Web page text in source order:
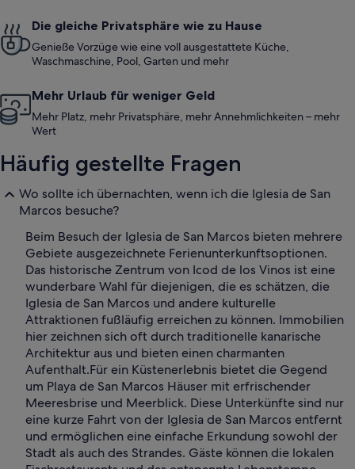
Die gleiche Privatsphäre wie zu Hause
Genieße Vorzüge wie eine voll ausgestattete Küche,
Waschmaschine, Pool, Garten und mehr
Mehr Urlaub für weniger Geld
Mehr Platz, mehr Privatsphäre, mehr Annehmlichkeiten – mehr
Wert
Häufig gestellte Fragen
Wo sollte ich übernachten, wenn ich die Iglesia de San
Marcos besuche?
Beim Besuch der Iglesia de San Marcos bieten mehrere
Gebiete ausgezeichnete Ferienunterkunftsoptionen.
Das historische Zentrum von Icod de los Vinos ist eine
wunderbare Wahl für diejenigen, die es schätzen, die
Iglesia de San Marcos und andere kulturelle
Attraktionen fußläufig erreichen zu können. Immobilien
hier zeichnen sich oft durch traditionelle kanarische
Architektur aus und bieten einen charmanten
Aufenthalt.Für ein Küstenerlebnis bietet die Gegend
um Playa de San Marcos Häuser mit erfrischender
Meeresbrise und Meerblick. Diese Unterkünfte sind nur
eine kurze Fahrt von der Iglesia de San Marcos entfernt
und ermöglichen eine einfache Erkundung sowohl der
Stadt als auch des Strandes. Gäste können die lokalen